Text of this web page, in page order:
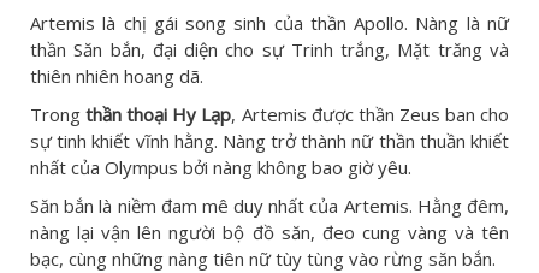
Artemis là chị gái song sinh của thần Apollo. Nàng là nữ
thần Săn bắn, đại diện cho sự Trinh trắng, Mặt trăng và
thiên nhiên hoang dã.
Trongthần thoại Hy Lạp, Artemis được thần Zeus ban cho
sự tinh khiết vĩnh hằng. Nàng trở thành nữ thần thuần khiết
nhất của Olympus bởi nàng không bao giờ yêu.
Săn bắn là niềm đam mê duy nhất của Artemis. Hằng đêm,
nàng lại vận lên người bộ đồ săn, đeo cung vàng và tên
bạc, cùng những nàng tiên nữ tùy tùng vào rừng săn bắn.